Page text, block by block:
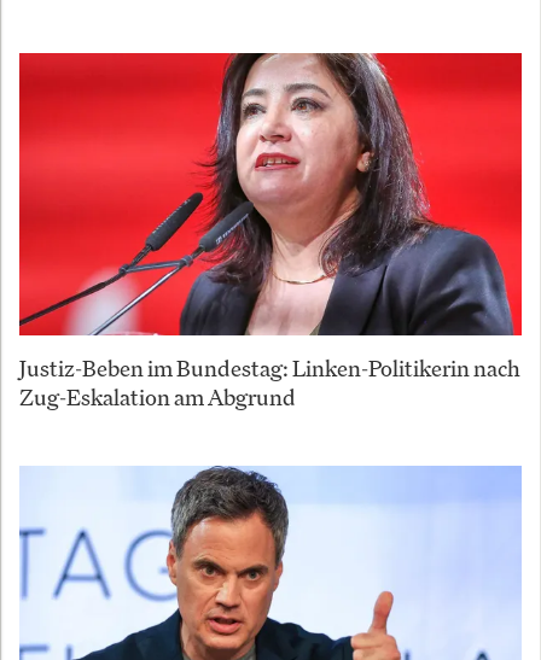
Justiz-Beben im Bundestag: Linken-Politikerin nach
Zug-Eskalation am Abgrund